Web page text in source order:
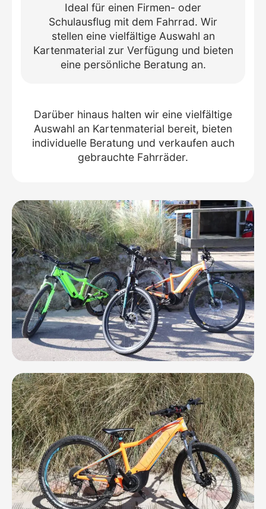
Ideal für einen Firmen- oder
Schulausflug mit dem Fahrrad. Wir
stellen eine vielfältige Auswahl an
Kartenmaterial zur Verfügung und bieten
eine persönliche Beratung an.
Darüber hinaus halten wir eine vielfältige
Auswahl an Kartenmaterial bereit, bieten
individuelle Beratung und verkaufen auch
gebrauchte Fahrräder.